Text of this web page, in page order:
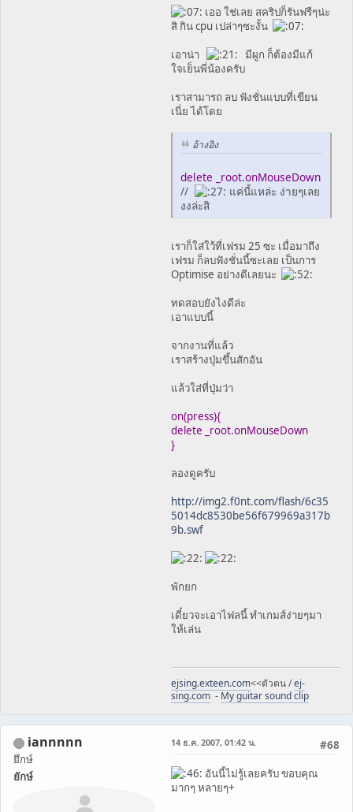
เออ ใช่เลย สคริปก็รันฟรีๆน่ะ
สิ กิน cpu เปล่าๆซะงั้น
เอาน่า
มีผูก ก็ต้องมีแก้
ใจเย็นพี่น้องครับ
เราสามารถ ลบ ฟังชั่นแบบที่เขียน
เนี่ย ได้โดย
อ้างอิง
delete _root.onMouseDown
//
แค่นี้แหล่ะ ง่ายๆเลย
งงล่ะสิ
เราก็ใส่ใว้ที่เฟรม 25 ซะ เมื่อมาถึง
เฟรม ก็ลบฟังชั่นนี้ซะเลย เป็นการ
Optimise อย่างดีเลยนะ
ทดสอบยังไงดีล่ะ
เอาแบบนี้
จากงานที่แล้ว
เราสร้างปุ่มขึ้นสักอัน
แล้วใส่ที่ปุ่มว่า
on(press){
delete _root.onMouseDown
}
ลองดูครับ
http://img2.f0nt.com/flash/6c35
5014dc8530be56f679969a317b
9b.swf
พักยก
เดี๋ยวจะเอาไฟลนี้ ทำเกมส์ง่ายๆมา
ให้เล่น
ejsing.exteen.com<<ตัวตน /ej-
sing.com - My guitar sound clip
iannnnn
ยึกษ์
ยักษ์
#68
14 ธ.ค. 2007, 01:42 น.
อันนี้ไม่รู้เลยครับ ขอบคุณ
มากๆ หลายๆ+